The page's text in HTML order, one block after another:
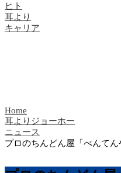
ヒト
耳より
キャリア
Home
耳よりジョーホー
ニュース
プロのちんどん屋「べんて